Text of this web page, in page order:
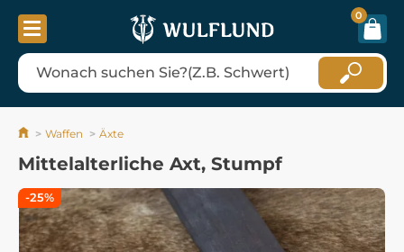
0
Waffen Äxte
Mittelalterliche Axt, Stumpf
-25%